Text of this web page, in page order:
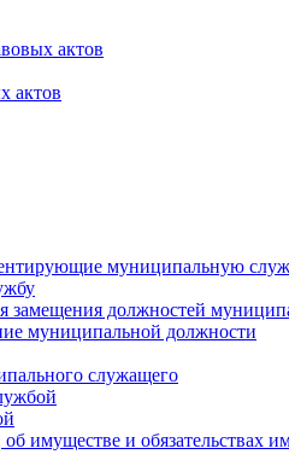
актов
актов
муниципальную
замещения должностей
муниципальной должности
служащего
имуществе и обязательствах